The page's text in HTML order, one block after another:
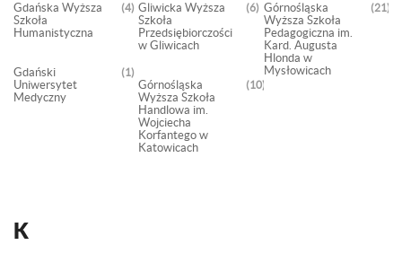
Gdańska Wyższa
Szkoła
Humanistyczna
4
Gdański
Uniwersytet
Medyczny
1
Gliwicka Wyższa
Szkoła
Przedsiębiorczości
w Gliwicach
6
Górnośląska
Wyższa Szkoła
Handlowa im.
Wojciecha
Korfantego w
Katowicach
10
Górnośląska
Wyższa Szkoła
Pedagogiczna im.
Kard. Augusta
Hlonda w
Mysłowicach
21
K